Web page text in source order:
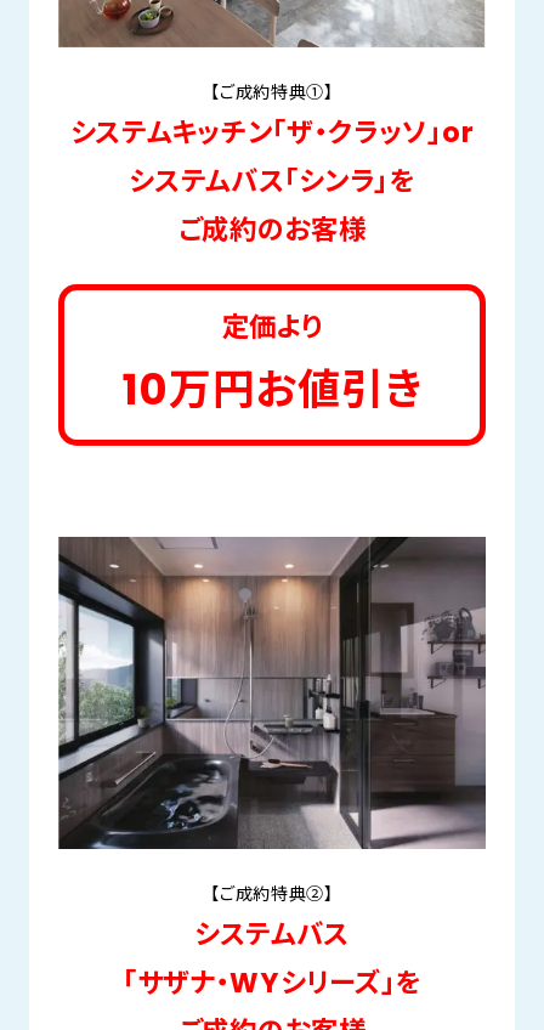
【ご成約特典①】
システムキッチン「ザ・クラッソ」or
システムバス「シンラ」を
ご成約のお客様
定価より
10万円お値引き
【ご成約特典②】
システムバス
「サザナ・WYシリーズ」を